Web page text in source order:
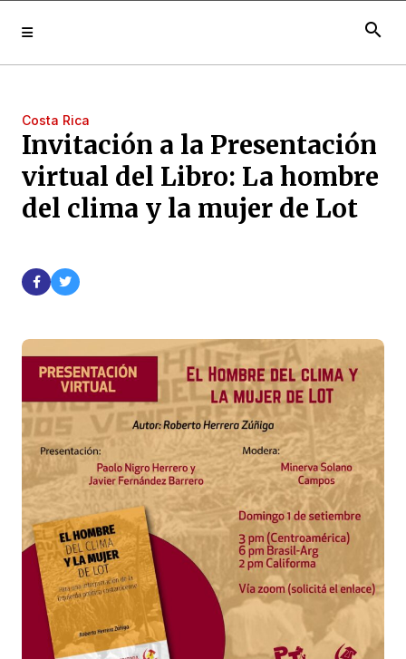
search
Costa Rica
Invitación a la Presentación
virtual del Libro: La hombre
del clima y la mujer de Lot